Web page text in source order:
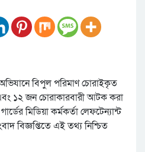
বিপুল পরিমাণ চোরাইকৃত
১২ জন চোরাকারবারী আটক করা
মিডিয়া কর্মকর্তা লেফটেন্যান্ট
বিজ্ঞপ্তিতে এই তথ্য নিশ্চিত